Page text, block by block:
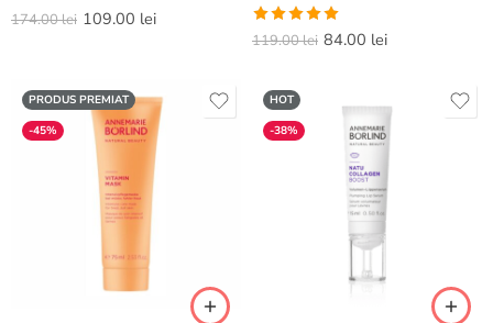
Evaluat la
174.00lei 109.00 lei
Evaluat la
119.00lei 84.00 lei
PRODUS PREMIAT
-45%
HOT
-38%